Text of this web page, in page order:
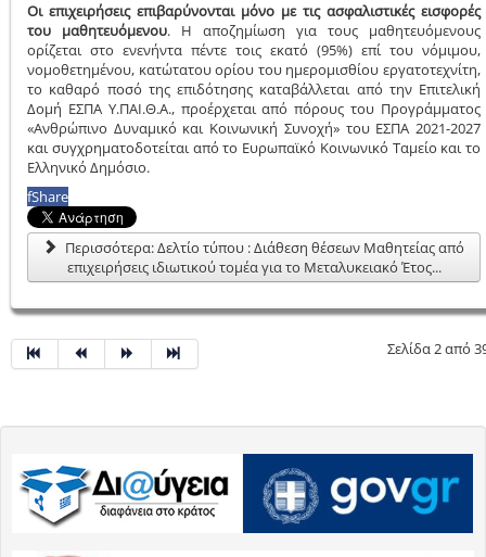
Οι επιχειρήσεις επιβαρύνονται μόνο με τις ασφαλιστικές εισφορές
του μαθητευόμενου. Η αποζημίωση για τους μαθητευόμενους
ορίζεται στο ενενήντα πέντε τοις εκατό (95%) επί του νόμιμου,
νομοθετημένου, κατώτατου ορίου του ημερομισθίου εργατοτεχνίτη,
το καθαρό ποσό της επιδότησης καταβάλλεται από την Επιτελική
Δομή ΕΣΠΑ Υ.ΠΑΙ.Θ.Α., προέρχεται από πόρους του Προγράμματος
«Ανθρώπινο Δυναμικό και Κοινωνική Συνοχή» του ΕΣΠΑ 2021-2027
και συγχρηματοδοτείται από το Ευρωπαϊκό Κοινωνικό Ταμείο και το
Ελληνικό Δημόσιο.
fShare
Περισσότερα: Δελτίο τύπου : Διάθεση θέσεων Μαθητείας από
επιχειρήσεις ιδιωτικού τομέα για το Μεταλυκειακό Έτος...
Σελίδα 2 από